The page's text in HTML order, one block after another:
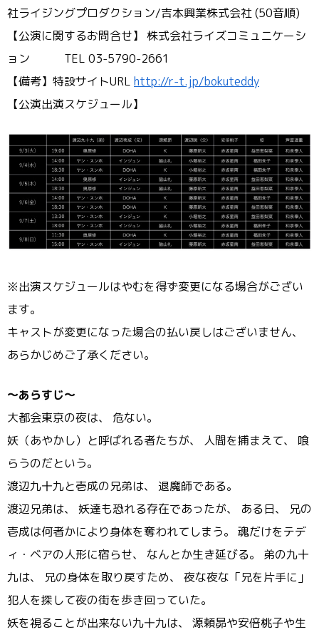
社ライジングプロダクション/吉本興業株式会社 (50音順)
【公演に関するお問合せ】 株式会社ライズコミュニケーシ
ョン TEL 03-5790-2661
【備考】特設サイトURL http://r-t.jp/bokuteddy
【公演出演スケジュール】
※出演スケジュールはやむを得ず変更になる場合がござい
ます。
キャストが変更になった場合の払い戻しはございません、
あらかじめご了承ください。
～あらすじ～
大都会東京の夜は、 危ない。
妖（あやかし）と呼ばれる者たちが、 人間を捕まえて、 喰
らうのだという。
渡辺九十九と壱成の兄弟は、 退魔師である。
渡辺兄弟は、 妖達も恐れる存在であったが、 ある日、 兄の
壱成は何者かにより身体を奪われてしまう。 魂だけをテデ
ィ・ベアの人形に宿らせ、 なんとか生き延びる。 弟の九十
九は、 兄の身体を取り戻すため、 夜な夜な「兄を片手に」
犯人を探して夜の街を歩き回っていた。
妖を視ることが出来ない九十九は、 源頼昴や安倍桃子や生